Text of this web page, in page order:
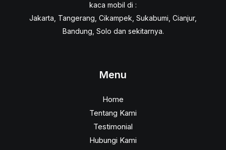
kaca mobil di :
Jakarta, Tangerang, Cikampek, Sukabumi, Cianjur,
Bandung, Solo dan sekitarnya.
Menu
Home
Tentang Kami
Testimonial
Hubungi Kami